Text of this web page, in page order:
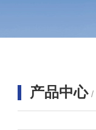
产品中心 /